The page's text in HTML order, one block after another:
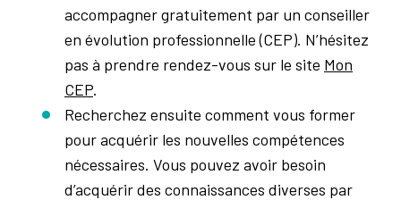
accompagner gratuitement par un conseiller
en évolution professionnelle (CEP). N’hésitez
pas à prendre rendez-vous sur le site Mon
CEP.
Recherchez ensuite comment vous former
pour acquérir les nouvelles compétences
nécessaires. Vous pouvez avoir besoin
d’acquérir des connaissances diverses par